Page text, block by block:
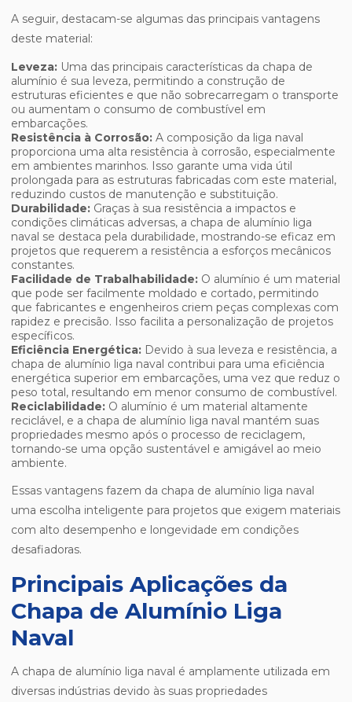
A seguir, destacam-se algumas das principais vantagens
deste material:
Leveza: Uma das principais características da chapa de
alumínio é sua leveza, permitindo a construção de
estruturas eficientes e que não sobrecarregam o transporte
ou aumentam o consumo de combustível em
embarcações.
Resistência à Corrosão: A composição da liga naval
proporciona uma alta resistência à corrosão, especialmente
em ambientes marinhos. Isso garante uma vida útil
prolongada para as estruturas fabricadas com este material,
reduzindo custos de manutenção e substituição.
Durabilidade: Graças à sua resistência a impactos e
condições climáticas adversas, a chapa de alumínio liga
naval se destaca pela durabilidade, mostrando-se eficaz em
projetos que requerem a resistência a esforços mecânicos
constantes.
Facilidade de Trabalhabilidade: O alumínio é um material
que pode ser facilmente moldado e cortado, permitindo
que fabricantes e engenheiros criem peças complexas com
rapidez e precisão. Isso facilita a personalização de projetos
específicos.
Eficiência Energética: Devido à sua leveza e resistência, a
chapa de alumínio liga naval contribui para uma eficiência
energética superior em embarcações, uma vez que reduz o
peso total, resultando em menor consumo de combustível.
Reciclabilidade: O alumínio é um material altamente
reciclável, e a chapa de alumínio liga naval mantém suas
propriedades mesmo após o processo de reciclagem,
tornando-se uma opção sustentável e amigável ao meio
ambiente.
Essas vantagens fazem da chapa de alumínio liga naval
uma escolha inteligente para projetos que exigem materiais
com alto desempenho e longevidade em condições
desafiadoras.
Principais Aplicações da
Chapa de Alumínio Liga
Naval
A chapa de alumínio liga naval é amplamente utilizada em
diversas indústrias devido às suas propriedades